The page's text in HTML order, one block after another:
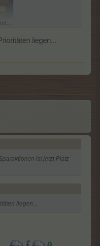
liegen...
ist jetzt Platz
liegen...